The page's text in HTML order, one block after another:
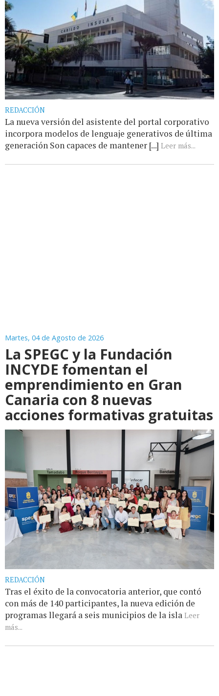
REDACCIÓN
La nueva versión del asistente del portal corporativo
incorpora modelos de lenguaje generativos de última
generación Son capaces de mantener [...] Leer más...
Martes, 04 de Agosto de 2026
La SPEGC y la Fundación
INCYDE fomentan el
emprendimiento en Gran
Canaria con 8 nuevas
acciones formativas gratuitas
REDACCIÓN
Tras el éxito de la convocatoria anterior, que contó
con más de 140 participantes, la nueva edición de
programas llegará a seis municipios de la isla Leer
más...